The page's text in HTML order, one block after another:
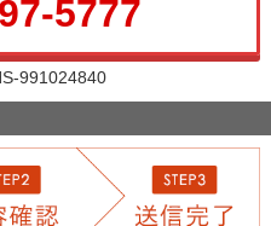
5777
991024840